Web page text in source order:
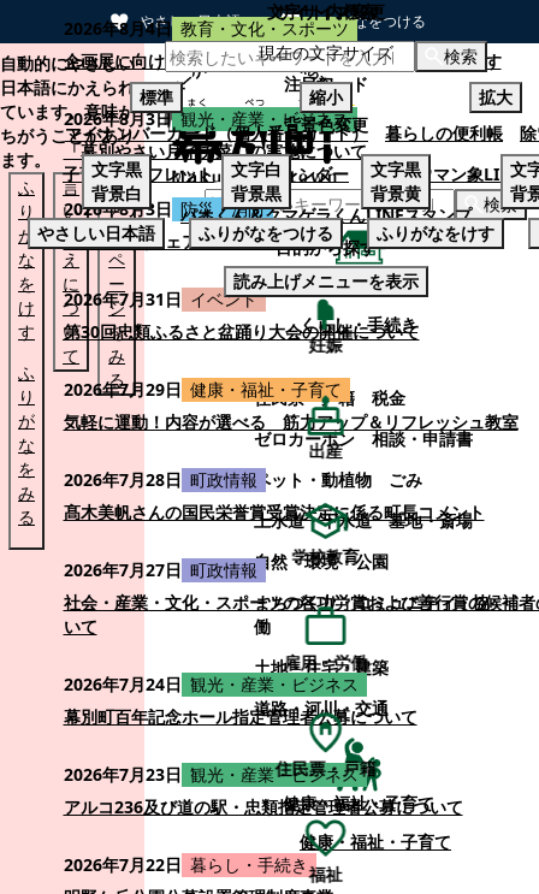
やさしい日本語 ひらがなをつける
本文へスキップする
自動的にやさしい
日本語にかえられ
ています。意味が
ちがうことがあり
ます。
ふ
り
が
な
を
け
す
ふ
り
が
な
を
み
る
言
い
替
え
に
つ
い
て
も
と
の
ペ
ー
ジ
を
み
る
検索
くらし・手続き
くらし・手続き
住民票・戸籍
税金
ゼロカーボン
相談・申請書
ペット・動植物
ごみ
上水道・下水道
墓地・斎場
自然・環境・公園
まちづくり・コミュニティ・協
働
土地・住宅・建築
道路・河川・交通
健康・福祉・子育て
健康・福祉・子育て
2026年8月4日 教育・文化・スポーツ
企画展に向けて：安東ウメ子さんとの思い出を募集します
2026年8月3日 観光・産業・ビジネス
「幕別やさい月イチ菜」の実施について
2026年8月3日 防災・消防
幕別町防災フェアの開催について
2026年7月31日 イベント
第30回忠類ふるさと盆踊り大会の開催について
2026年7月29日 健康・福祉・子育て
気軽に運動！内容が選べる 筋力アップ＆リフレッシュ教室
2026年7月28日 町政情報
髙木美帆さんの国民栄誉賞受賞決定に係る町長コメント
2026年7月27日 町政情報
社会・産業・文化・スポーツの各功労賞および善行賞の候補
いて
2026年7月24日 観光・産業・ビジネス
幕別町百年記念ホール指定管理者公募について
2026年7月23日 観光・産業・ビジネス
アルコ236及び道の駅・忠類指定管理者公募について
2026年7月22日 暮らし・手続き
サイト内検索
検索
注目ワード
マイナンバーカード（個人番号カード） 暮らしの便利帳
子育てパンフレット
ごみカレンダー
忠類ナウマン象LINE
パオくん＆クマゲラくんLINEスタンプ
目的から探す
妊娠
出産
学校教育
雇用・労働
住民票・戸籍
福祉
文字サイズ変更
現在の文字サイズ
標準
縮小
拡大
背景色変更
文字黒
背景白
文字白
背景黒
文字黒
背景黄
文
背
やさしい日本語
ふりがなをつける ふりがなをけす
読み上げメニューを表示